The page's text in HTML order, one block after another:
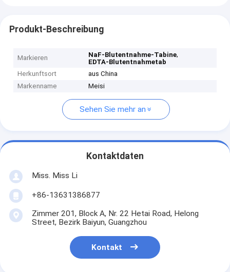
Produkt-Beschreibung
Markieren NaF-Blutentnahme-Tabine,
EDTA-Blutentnahmetab
Herkunftsort
aus China
Markenname
Meisi
Sehen Sie mehr an
Kontaktdaten
Miss. Miss Li
+86-13631386877
Zimmer 201, Block A, Nr. 22 Hetai Road, Helong
Street, Bezirk Baiyun, Guangzhou
Kontakt